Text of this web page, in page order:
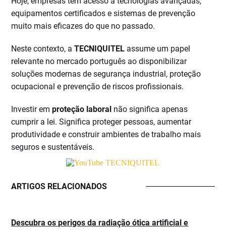
equipamentos certificados e sistemas de prevenção
muito mais eficazes do que no passado.
Neste contexto, aTECNIQUITEL assume um papel
relevante no mercado português ao disponibilizar
soluções modernas de segurança industrial, proteção
ocupacional e prevenção de riscos profissionais.
Investir emproteção laboral não significa apenas
cumprir a lei. Significa proteger pessoas, aumentar
produtividade e construir ambientes de trabalho mais
seguros e sustentáveis.
ARTIGOS RELACIONADOS
Descubra os perigos da radiação ótica artificial e